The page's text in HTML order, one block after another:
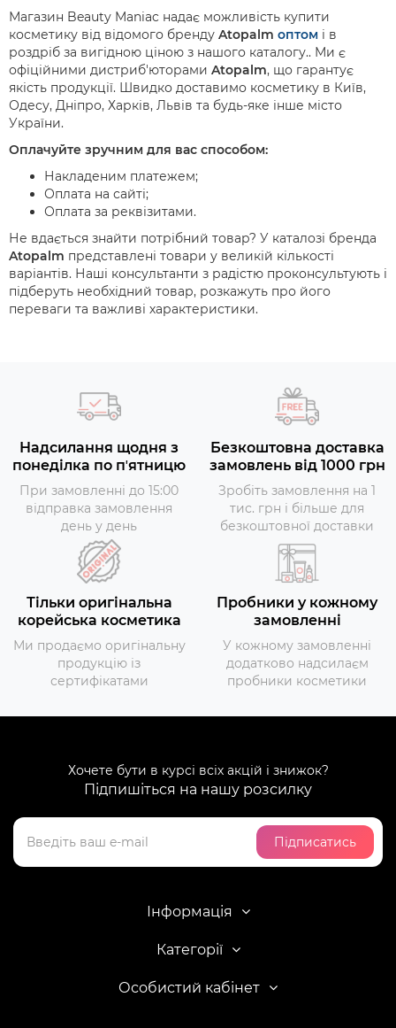
Магазин Beauty Maniac надає можливість купити
косметику від відомого бренду Atopalm оптом і в
роздріб за вигідною ціною з нашого каталогу.. Ми є
офіційними дистриб'юторами Atopalm, що гарантує
якість продукції. Швидко доставимо косметику в Київ,
Одесу, Дніпро, Харків, Львів та будь-яке інше місто
України.
Оплачуйте зручним для вас способом:
Накладеним платежем;
Оплата на сайті;
Оплата за реквізитами.
Не вдається знайти потрібний товар? У каталозі бренда
Atopalm представлені товари у великій кількості
варіантів. Наші консультанти з радістю проконсультують і
підберуть необхідний товар, розкажуть про його
переваги та важливі характеристики.
Надсилання щодня з
понеділка по пʼятницю
При замовленні до 15:00
відправка замовлення
день у день
Безкоштовна доставка
замовлень від 1000 грн
Зробіть замовлення на 1
тис. грн і більше для
безкоштовної доставки
Тільки оригінальна
корейська косметика
Ми продаємо оригінальну
продукцію із
сертифікатами
Пробники у кожному
замовленні
У кожному замовленні
додатково надсилаєм
пробники косметики
Хочете бути в курсі всіх акцій і знижок?
Підпишіться на нашу розсилку
Підписатись
Інформація
Категорії
Особистий кабінет